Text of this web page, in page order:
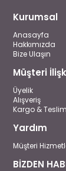
Kurumsal
Anasayfa
Hakkımızda
Bize Ulaşın
Müşteri
Üyelik
Alışveriş
Kargo &
Yardım
Müşteri
BİZDEN